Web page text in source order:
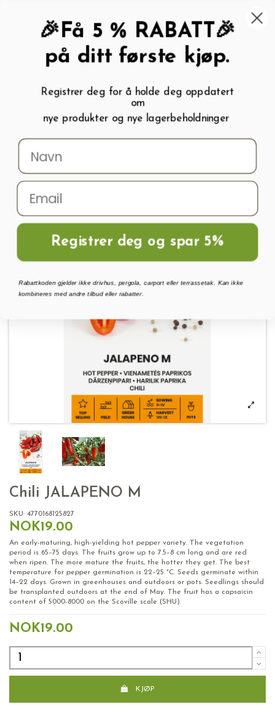
My wishlist ( 0
Menu Søk Logg inn Handlevogn
Hjem
Chili JALAPENO M
SKU: 4770168125827
NOK19.00
An early-maturing, high-yielding hot pepper variety. The vegetation
period is 65–75 days. The fruits grow up to 7.5–8 cm long and are red
when ripen. The more mature the fruits, the hotter they get. The best
temperature for pepper germination is 22–25 °C. Seeds germinate within
14–22 days. Grown in greenhouses and outdoors or pots. Seedlings should
be transplanted outdoors at the end of May. The fruit has a capsaicin
content of 5000-8000 on the Scoville scale (SHU).
NOK19.00
KJØP
🎉Få 5 % RABATT🎉
på ditt første kjøp.
Registrer deg for å holde deg oppdatert
om
nye produkter og nye lagerbeholdninger
Registrer deg og spar 5%
Rabattkoden gjelder ikke drivhus, pergola, carport eller terrassetak. Kan ikke
kombineres med andre tilbud eller rabatter.